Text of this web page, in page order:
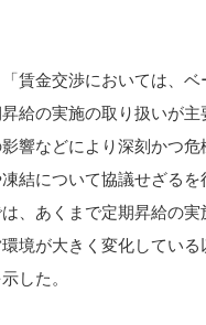
賃金交渉においては、
給の実施の取り扱いが
響などにより深刻かつ
結について協議せざるを
、あくまで定期昇給の
境が大きく変化してい
した。